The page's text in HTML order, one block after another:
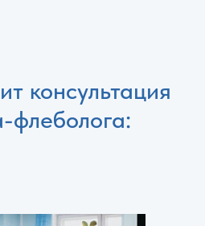
консультация
флеболога: